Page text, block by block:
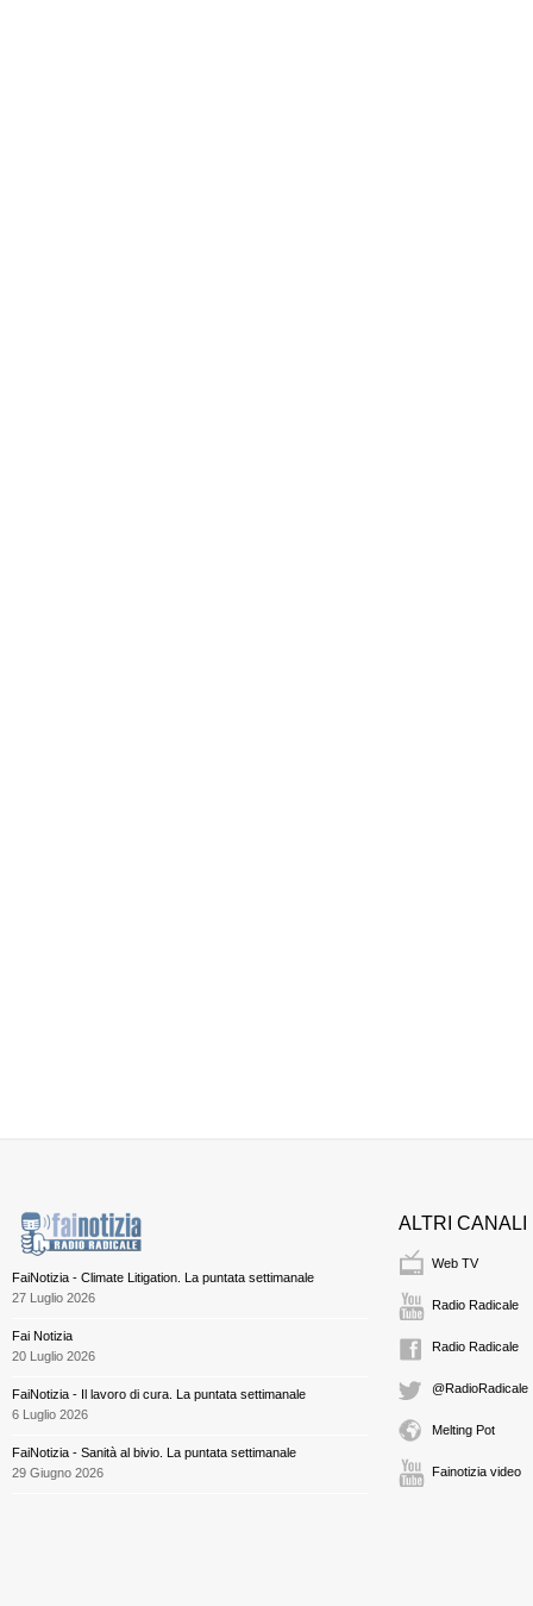
FaiNotizia - Climate Litigation. La puntata settimanale
27 Luglio 2026
Fai Notizia
20 Luglio 2026
FaiNotizia - Il lavoro di cura. La puntata settimanale
6 Luglio 2026
FaiNotizia - Sanità al bivio. La puntata settimanale
29 Giugno 2026
ALTRI CANALI
Web TV
Radio Radicale
Radio Radicale
@RadioRadicale
Melting Pot
Fainotizia video